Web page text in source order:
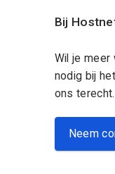
Bij
Wil je meer
nodig bij
ons
Neem